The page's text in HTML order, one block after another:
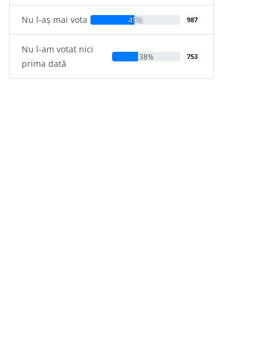
Nu l-aș mai vota 49% 987
Nu l-am votat nici
prima dată
38% 753